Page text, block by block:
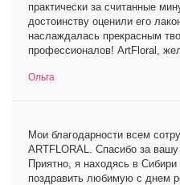
практически за считанные
достоинству оценили его
наслаждалась прекрасным
профессионалов! ArtFloral,
Ольга
Мои благодарности всем
ARTFLORAL. Спасибо за
Приятно, я находясь в
поздравить любимую с днем